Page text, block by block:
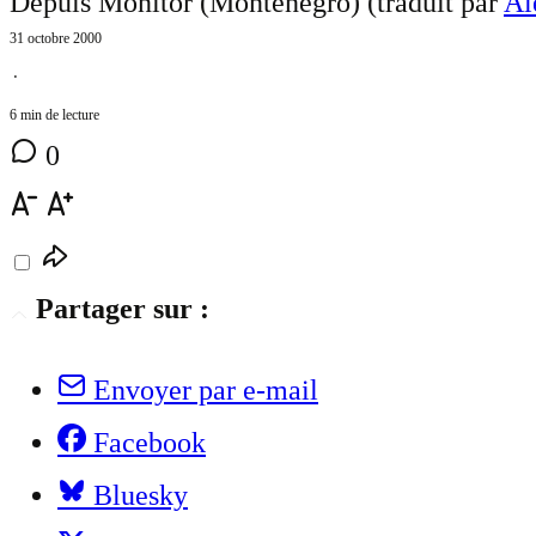
31 octobre 2000
⋅
6 min de lecture
0
Partager sur :
Envoyer par e-mail
Facebook
Bluesky